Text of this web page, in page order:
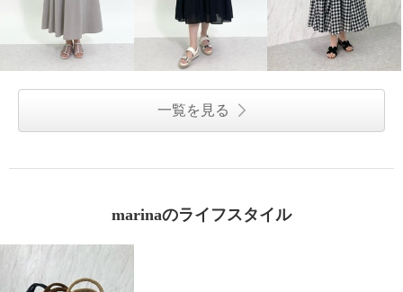
一覧を見る
marinaのライフスタイル